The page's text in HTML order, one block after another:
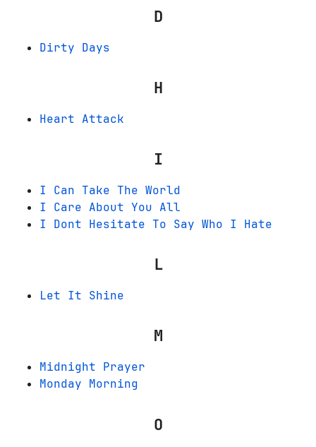
D
Dirty Days
H
Heart Attack
I
I Can Take The World
I Care About You All
I Dont Hesitate To Say Who I Hate
L
Let It Shine
M
Midnight Prayer
Monday Morning
O